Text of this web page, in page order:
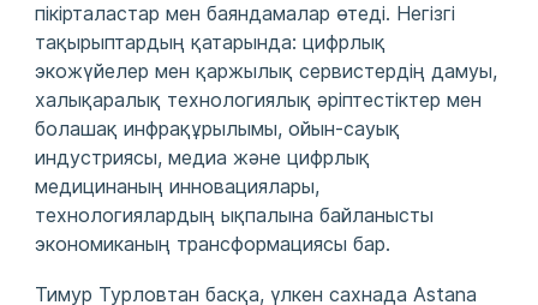
пікірталастар мен баяндамалар өтеді. Негізгі
тақырыптардың қатарында: цифрлық
экожүйелер мен қаржылық сервистердің дамуы,
халықаралық технологиялық әріптестіктер мен
болашақ инфрақұрылымы, ойын-сауық
индустриясы, медиа және цифрлық
медицинаның инновациялары,
технологиялардың ықпалына байланысты
экономиканың трансформациясы бар.
Тимур Турловтан басқа, үлкен сахнада Astana